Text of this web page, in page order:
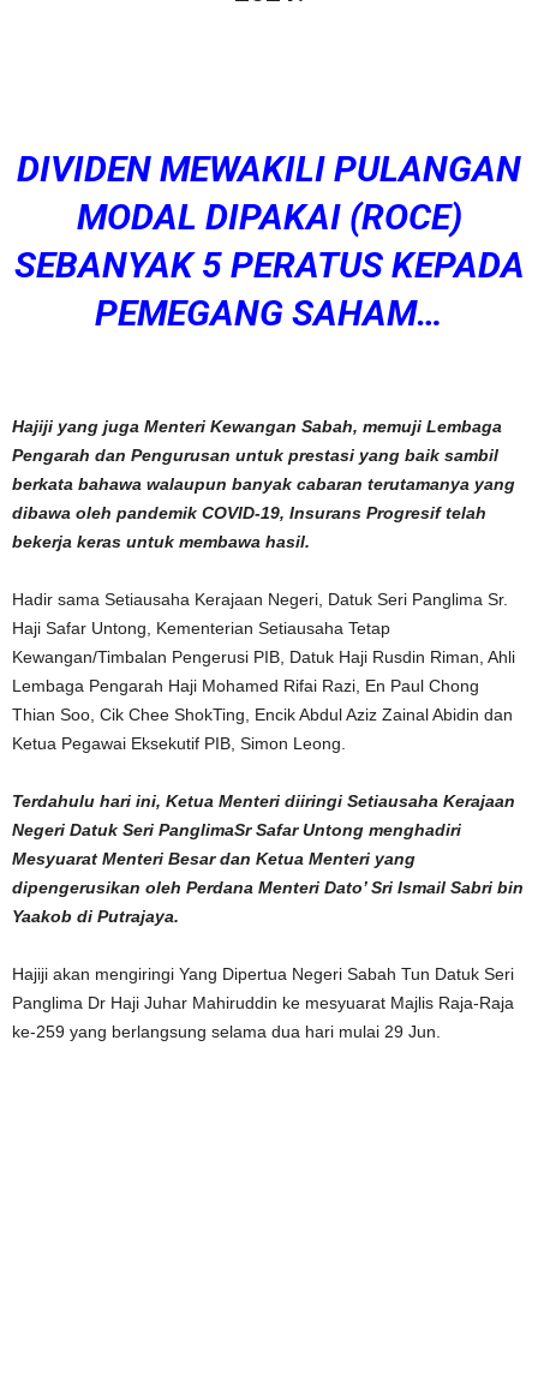
DIVIDEN MEWAKILI PULANGAN
MODAL DIPAKAI (ROCE)
SEBANYAK 5 PERATUS KEPADA
PEMEGANG SAHAM…
Hajiji yang juga Menteri Kewangan Sabah, memuji Lembaga
Pengarah dan Pengurusan untuk prestasi yang baik sambil
berkata bahawa walaupun banyak cabaran terutamanya yang
dibawa oleh pandemik COVID-19, Insurans Progresif telah
bekerja keras untuk membawa hasil.
Hadir sama Setiausaha Kerajaan Negeri, Datuk Seri Panglima Sr.
Haji Safar Untong, Kementerian Setiausaha Tetap
Kewangan/Timbalan Pengerusi PIB, Datuk Haji Rusdin Riman, Ahli
Lembaga Pengarah Haji Mohamed Rifai Razi, En Paul Chong
Thian Soo, Cik Chee ShokTing, Encik Abdul Aziz Zainal Abidin dan
Ketua Pegawai Eksekutif PIB, Simon Leong.
Terdahulu hari ini, Ketua Menteri diiringi Setiausaha Kerajaan
Negeri Datuk Seri PanglimaSr Safar Untong menghadiri
Mesyuarat Menteri Besar dan Ketua Menteri yang
dipengerusikan oleh Perdana Menteri Dato’ Sri Ismail Sabri bin
Yaakob di Putrajaya.
Hajiji akan mengiringi Yang Dipertua Negeri Sabah Tun Datuk Seri
Panglima Dr Haji Juhar Mahiruddin ke mesyuarat Majlis Raja-Raja
ke-259 yang berlangsung selama dua hari mulai 29 Jun.